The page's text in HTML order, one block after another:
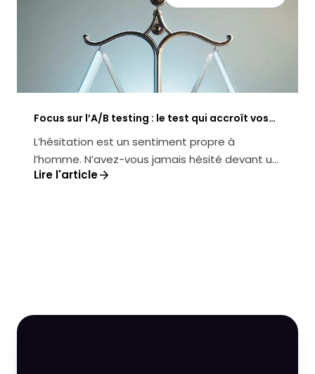
Focus sur l’A/B testing : le test qui accroît vos
ventes en ligne
L’hésitation est un sentiment propre à
l’homme. N’avez-vous jamais hésité devant un
marchand de glace quand il s’agissai...
Lire l'article